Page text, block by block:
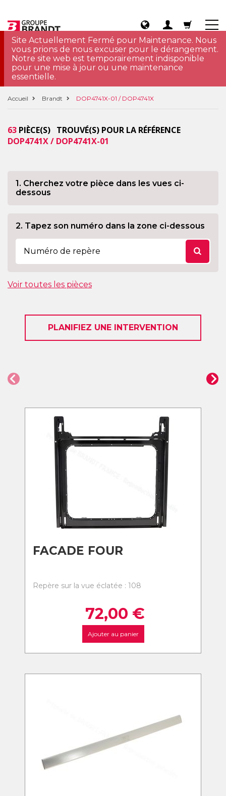
Site Actuellement Fermé pour Maintenance. Nous
vous prions de nous excuser pour le dérangement.
Notre site web est temporairement indisponible
pour une mise à jour ou une maintenance
essentielle.
Accueil Brandt DOP4741X-01 / DOP4741X
63 PIÈCE(S) TROUVÉ(S) POUR LA RÉFÉRENCE
DOP4741X / DOP4741X-01
1. Cherchez votre pièce dans les vues ci-
dessous
2. Tapez son numéro dans la zone ci-dessous
Voir toutes les pièces
PLANIFIEZ UNE INTERVENTION
FACADE FOUR
Repère sur la vue éclatée : 108
72,00 €
Ajouter au panier